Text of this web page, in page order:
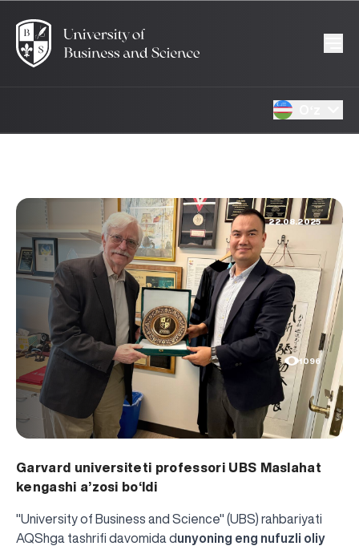
22.08.2025
1096
Garvard universiteti professori UBS Maslahat
kengashi a’zosi bo‘ldi
"University of Business and Science" (UBS) rahbariyati
AQShga tashrifi davomida dunyoning eng nufuzli oliy